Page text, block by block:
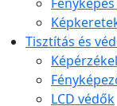
Tisztítás és
LCD védők